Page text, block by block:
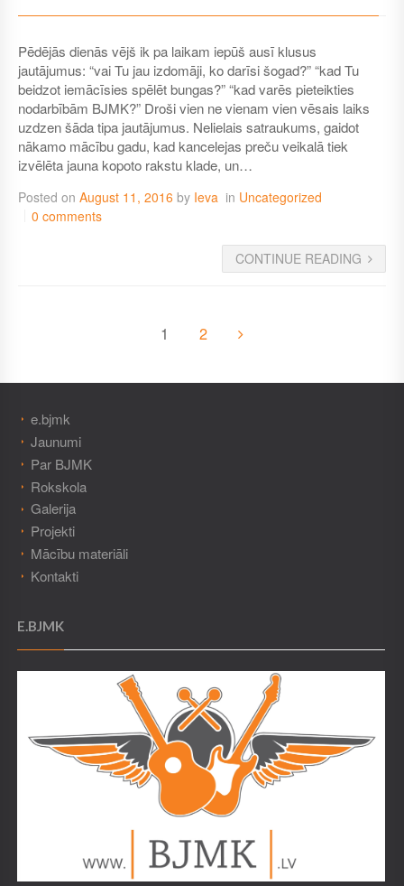
Pēdējās dienās vējš ik pa laikam iepūš ausī klusus
jautājumus: “vai Tu jau izdomāji, ko darīsi šogad?” “kad Tu
beidzot iemācīsies spēlēt bungas?” “kad varēs pieteikties
nodarbībām BJMK?” Droši vien ne vienam vien vēsais laiks
uzdzen šāda tipa jautājumus. Nelielais satraukums, gaidot
nākamo mācību gadu, kad kancelejas preču veikalā tiek
izvēlēta jauna kopoto rakstu klade, un…
Posted on August 11, 2016 by Ieva in Uncategorized
0 comments
CONTINUE READING
1 2
e.bjmk
Jaunumi
Par BJMK
Rokskola
Galerija
Projekti
Mācību materiāli
Kontakti
E.BJMK